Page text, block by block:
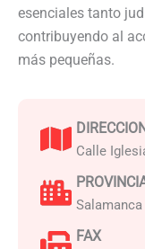
esenciales tanto
contribuyendo al
más pequeñas.
Calle
Salamanca
FAX